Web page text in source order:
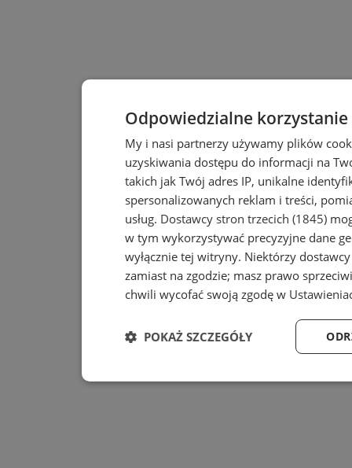
Odpowiedzialne korzystanie
My i nasi partnerzy używamy plików
uzyskiwania dostępu do informacji na
takich jak Twój adres IP, unikalne
spersonalizowanych reklam i treści,
usług. Dostawcy stron trzecich (1845)
w tym wykorzystywać precyzyjne dane
wyłącznie tej witryny. Niektórzy
zamiast na zgodzie; masz prawo
chwili wycofać swoją zgodę w
POKAŻ SZCZEGÓŁY
Niezbędne Wydajność